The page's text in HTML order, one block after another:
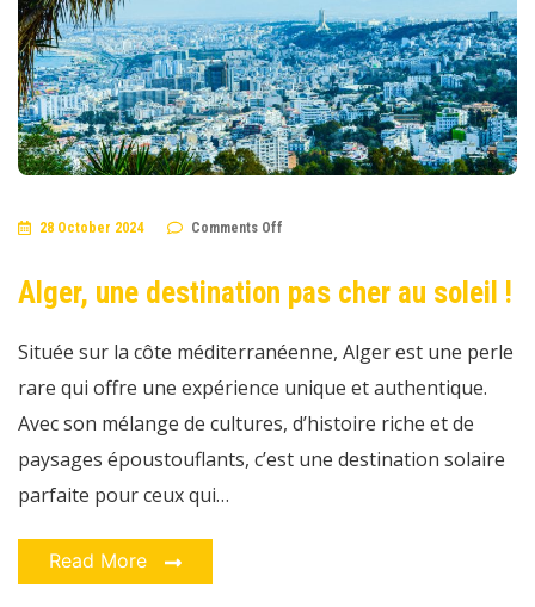
28 October 2024 Comments Off
pas
cher
!
Alger, une destination pas cher au soleil !
Située sur la côte méditerranéenne, Alger est une perle
rare qui offre une expérience unique et authentique.
Avec son mélange de cultures, d’histoire riche et de
paysages époustouflants, c’est une destination solaire
parfaite pour ceux qui…
Read More